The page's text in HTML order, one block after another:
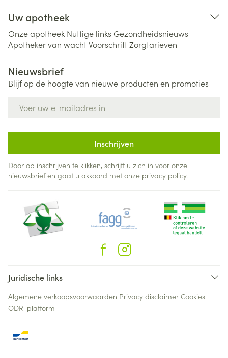
Uw apotheek
Onze apotheek Nuttige links Gezondheidsnieuws
Apotheker van wachtVoorschriftZorgtarieven
Nieuwsbrief
Blijf op de hoogte van nieuwe producten en promoties
Inschrijven
Door op inschrijven te klikken, schrijft u zich in voor onze
nieuwsbrief en gaat u akkoord met onze privacy policy.
Juridische links
Algemene verkoopsvoorwaarden Privacy disclaimer Cookies
ODR-platform